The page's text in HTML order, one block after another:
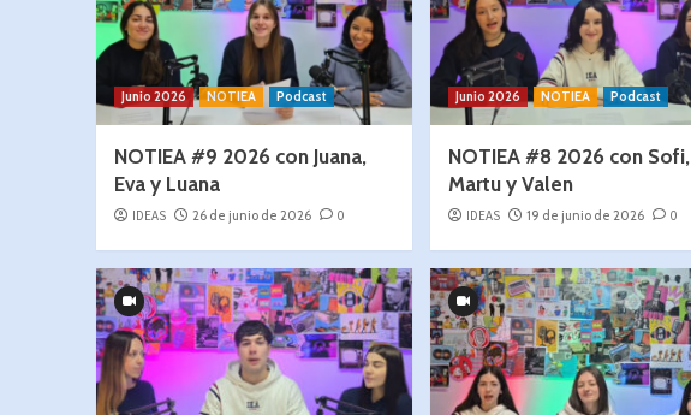
Junio 2026 NOTIEA Podcast
NOTIEA #9 2026 con Juana,
Eva y Luana
IDEAS 26 de junio de 2026 0
Junio 2026 NOTIEA Podcast
NOTIEA #8 2026 con Sofi,
Martu y Valen
IDEAS 19 de junio de 2026 0